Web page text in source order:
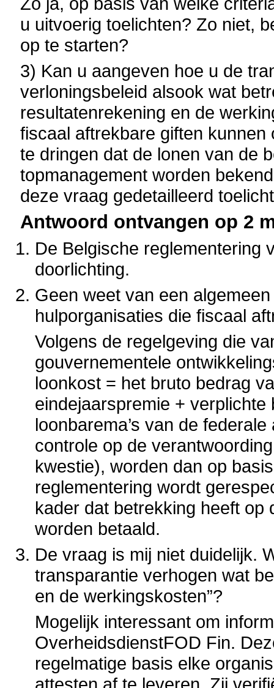
u uitvoerig toelichten? Zo niet,
op te starten?
3) Kan u aangeven hoe u de
verloningsbeleid alsook wat
resultatenrekening en de
fiscaal aftrekbare giften
te dringen dat de lonen van de
topmanagement worden
deze vraag gedetailleerd
Antwoord ontvangen op 2
De Belgische reglementering
doorlichting.
Geen weet van een
hulporganisaties die fiscaal
Volgens de regelgeving die
gouvernementele
loonkost = het bruto bedrag
eindejaarspremie +
loonbarema’s van de
controle op de
kwestie), worden dan op
reglementering wordt
kader dat betrekking heeft op
worden betaald.
De vraag is mij niet duidelijk.
transparantie verhogen wat
en de werkingskosten”?
Mogelijk interessant om
OverheidsdienstFOD Fin.
regelmatige basis elke